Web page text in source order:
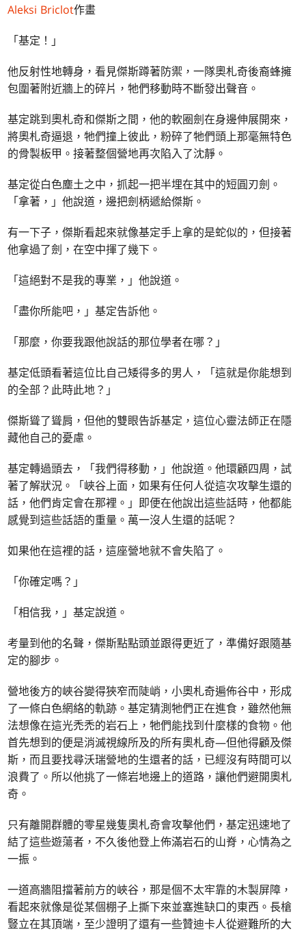
Aleksi Briclot作畫
「基定！」
他反射性地轉身，看見傑斯蹲著防禦，一隊奧札奇後裔蜂擁
包圍著附近牆上的碎片，牠們移動時不斷發出聲音。
基定跳到奧札奇和傑斯之間，他的軟圈劍在身邊伸展開來，
將奧札奇逼退，牠們撞上彼此，粉碎了牠們頭上那毫無特色
的骨製板甲。接著整個營地再次陷入了沈靜。
基定從白色塵土之中，抓起一把半埋在其中的短圓刃劍。
「拿著，」他說道，邊把劍柄遞給傑斯。
有一下子，傑斯看起來就像基定手上拿的是蛇似的，但接著
他拿過了劍，在空中揮了幾下。
「這絕對不是我的專業，」他說道。
「盡你所能吧，」基定告訴他。
「那麼，你要我跟他說話的那位學者在哪？」
基定低頭看著這位比自己矮得多的男人，「這就是你能想到
的全部？此時此地？」
傑斯聳了聳肩，但他的雙眼告訴基定，這位心靈法師正在隱
藏他自己的憂慮。
基定轉過頭去，「我們得移動，」他說道。他環顧四周，試
著了解狀況。「峽谷上面，如果有任何人從這次攻擊生還的
話，他們肯定會在那裡。」即便在他說出這些話時，他都能
感覺到這些話語的重量。萬一沒人生還的話呢？
如果他在這裡的話，這座營地就不會失陷了。
「你確定嗎？」
「相信我，」基定說道。
考量到他的名聲，傑斯點點頭並跟得更近了，準備好跟隨基
定的腳步。
營地後方的峽谷變得狹窄而陡峭，小奧札奇遍佈谷中，形成
了一條白色網絡的軌跡。基定猜測牠們正在進食，雖然他無
法想像在這光禿禿的岩石上，牠們能找到什麼樣的食物。他
首先想到的便是消滅視線所及的所有奧札奇—但他得顧及傑
斯，而且要找尋沃瑞營地的生還者的話，已經沒有時間可以
浪費了。所以他挑了一條岩地邊上的道路，讓他們避開奧札
奇。
只有離開群體的零星幾隻奧札奇會攻擊他們，基定迅速地了
結了這些遊蕩者，不久後他登上佈滿岩石的山脊，心情為之
一振。
一道高牆阻擋著前方的峽谷，那是個不太牢靠的木製屏障，
看起來就像是從某個棚子上撕下來並塞進缺口的東西。長槍
豎立在其頂端，至少證明了還有一些贊迪卡人從避難所的大